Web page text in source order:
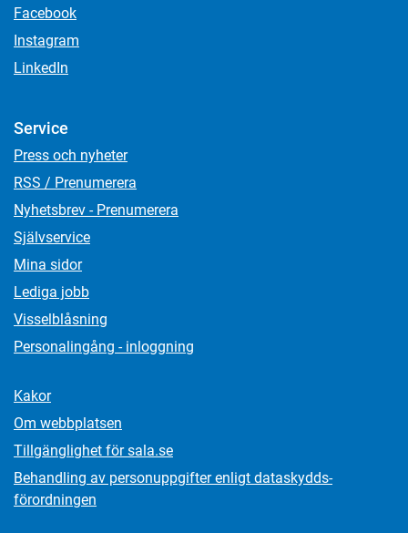
Facebook
Instagram
LinkedIn
Service
Press och nyheter
RSS / Prenumerera
Nyhetsbrev - Prenumerera
Självservice
Mina sidor
Lediga jobb
Visselblåsning
Personalingång - inloggning
Kakor
Om webbplatsen
Tillgänglighet för sala.se
Behandling av personuppgifter enligt dataskydds­
förordningen